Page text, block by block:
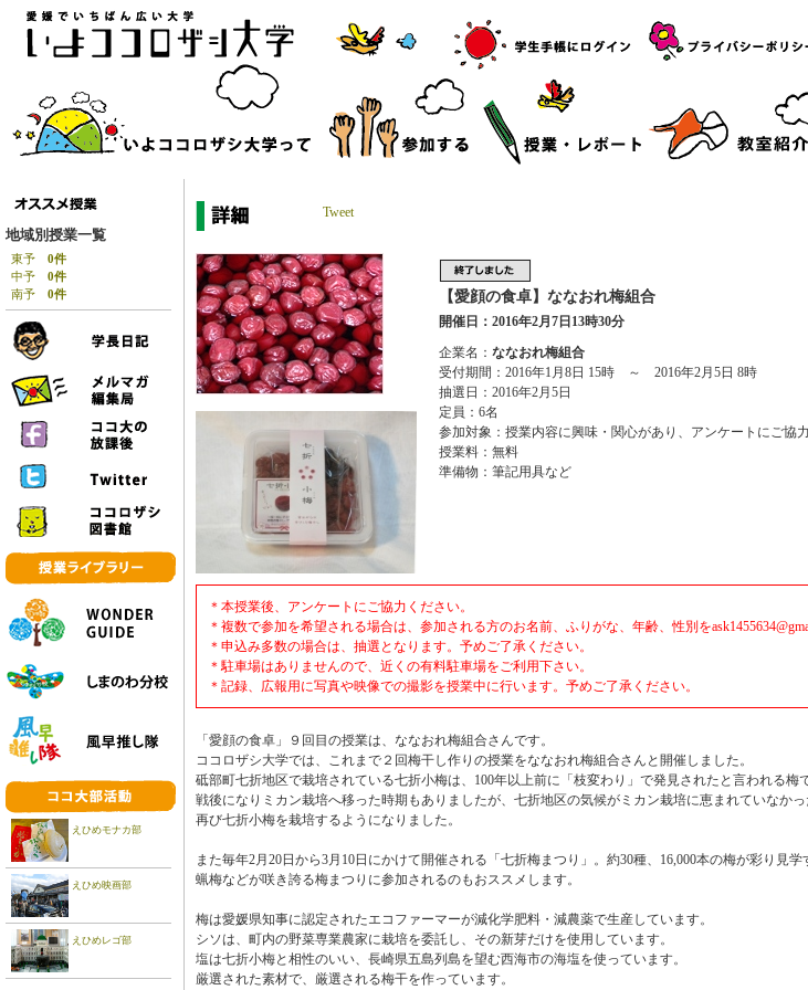
地域別授業一覧
東予 0件
中予 0件
南予 0件
えひめモナカ部
えひめ映画部
えひめレゴ部
Tweet
【愛顔の食卓】ななおれ梅組合
開催日：2016年2月7日13時30分
企業名： ななおれ梅組合
受付期間：2016年1月8日 15時 ～ 2016年2月5日 8時
抽選日：2016年2月5日
定員：6名
参加対象：授業内容に興味・関心があり、アンケートにご協
授業料：無料
準備物：筆記用具など
＊本授業後、アンケートにご協力ください。
＊複数で参加を希望される場合は、参加される方のお名前、ふりがな、年齢、性別を
＊申込み多数の場合は、抽選となります。予めご了承ください。
＊駐車場はありませんので、近くの有料駐車場をご利用下さい。
＊記録、広報用に写真や映像での撮影を授業中に行います。予めご了承ください。
「愛顔の食卓」９回目の授業は、ななおれ梅組合さんです。
ココロザシ大学では、これまで２回梅干し作りの授業をななおれ梅組合さんと開催しました。
砥部町七折地区で栽培されている七折小梅は、100年以上前に「枝変わり」で発見されたと言われる梅で
戦後になりミカン栽培へ移った時期もありましたが、七折地区の気候がミカン栽培に恵まれていなかっ
再び七折小梅を栽培するようになりました。
また毎年2月20日から3月10日にかけて開催される「七折梅まつり」。約30種、16,000本の梅が彩り見学
蝋梅などが咲き誇る梅まつりに参加されるのもおススメします。
梅は愛媛県知事に認定されたエコファーマーが減化学肥料・減農薬で生産しています。
シソは、町内の野菜専業農家に栽培を委託し、その新芽だけを使用しています。
塩は七折小梅と相性のいい、長崎県五島列島を望む西海市の海塩を使っています。
厳選された素材で、厳選される梅干を作っています。